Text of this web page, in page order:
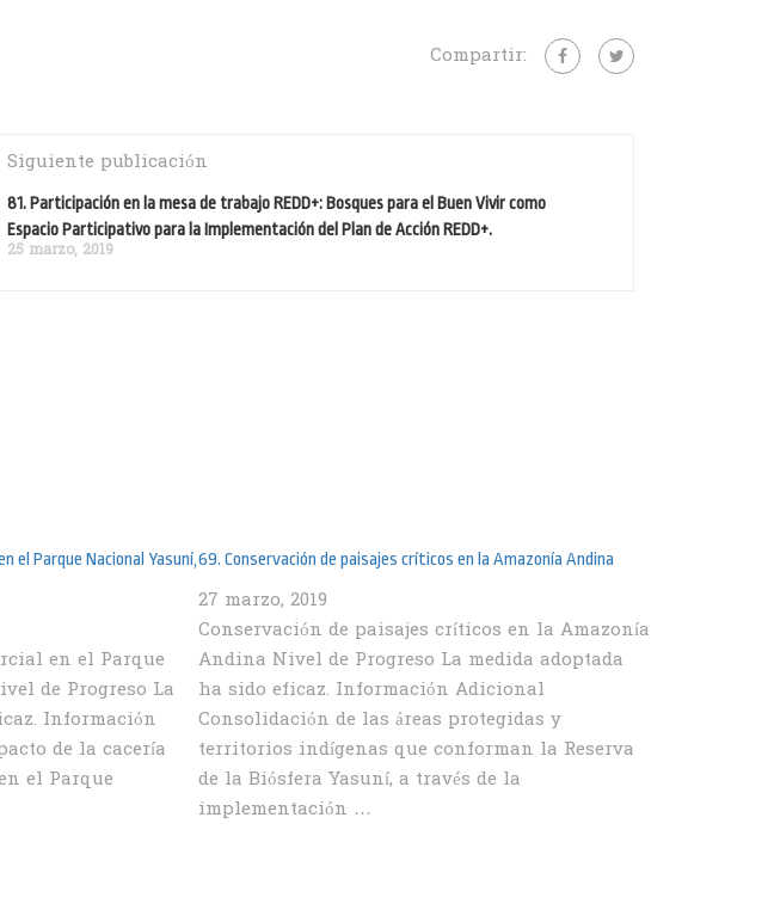
Compartir:
Siguiente publicación
81. Participación en la mesa de trabajo REDD+: Bosques para el Buen Vivir como
Espacio Participativo para la Implementación del Plan de Acción REDD+.
25 marzo, 2019
el Parque Nacional Yasuní,
en el Parque
de Progreso La
Información
de la cacería
el Parque
69. Conservación de paisajes críticos en la Amazonía Andina
27 marzo, 2019
Conservación de paisajes críticos en la Amazonía
Andina Nivel de Progreso La medida adoptada
ha sido eficaz. Información Adicional
Consolidación de las áreas protegidas y
territorios indígenas que conforman la Reserva
de la Biósfera Yasuní, a través de la
implementación …